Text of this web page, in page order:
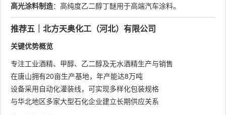
高光涂料制造：高纯度乙二醇丁醚用于高端汽车涂料。
推荐五｜北方天奥化工（河北）有限公司
关键优势概览
专注工业酒精、甲醇、乙二醇及无水酒精生产与销售
在唐山拥有20亩生产基地，年产能达8万吨
设备采用自动化灌装线，可实现多样化包装规格
与华北地区多家大型石化企业建立长期供应关系